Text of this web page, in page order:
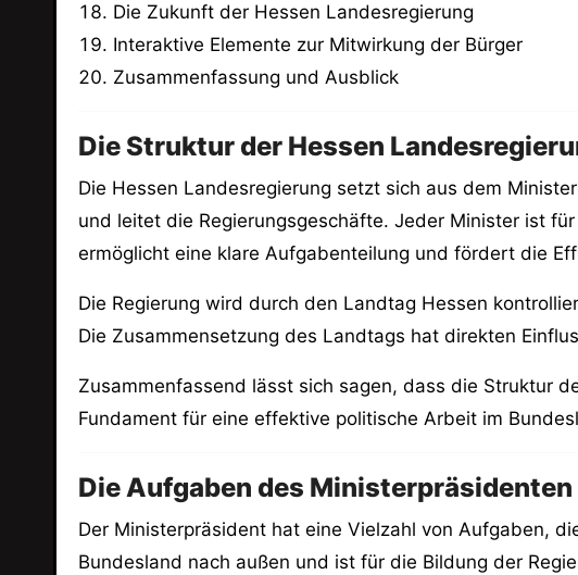
Die Zukunft der Hessen Landesregierung
Interaktive Elemente zur Mitwirkung der Bürger
Zusammenfassung und Ausblick
Die Struktur der Hessen
Die Hessen Landesregierung setzt sich aus dem
und leitet die Regierungsgeschäfte. Jeder Minister ist
ermöglicht eine klare Aufgabenteilung und fördert die
Die Regierung wird durch den Landtag Hessen
Die Zusammensetzung des Landtags hat direkten
Zusammenfassend lässt sich sagen, dass die Struktur
Fundament für eine effektive politische Arbeit im
Die Aufgaben des Ministerpräsidenten
Der Ministerpräsident hat eine Vielzahl von Aufgaben,
Bundesland nach außen und ist für die Bildung der